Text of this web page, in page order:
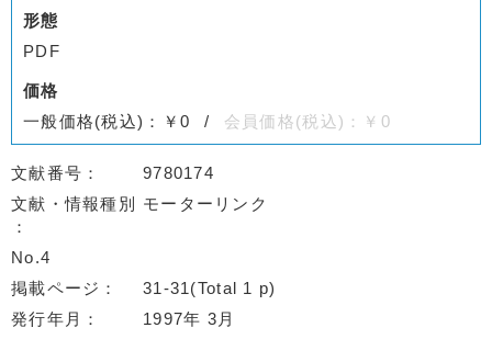
形態
PDF
価格
一般価格(税込)：￥0
会員価格(税込)：￥0
文献番号
9780174
文献・情報種別
モーターリンク
No.4
掲載ページ
31-31(Total 1 p)
発行年月
1997年 3月